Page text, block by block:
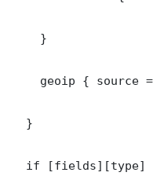
    }
geoip { source
  }
if [fields][type]